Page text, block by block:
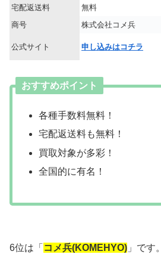
宅配返送料
無料
商号
株式会社コメ兵
公式サイト 申し込みはコチラ
おすすめポイント
各種手数料無料！
宅配返送料も無料！
買取対象が多彩！
全国的に有名！
6位は「 コメ兵(KOMEHYO) 」です。